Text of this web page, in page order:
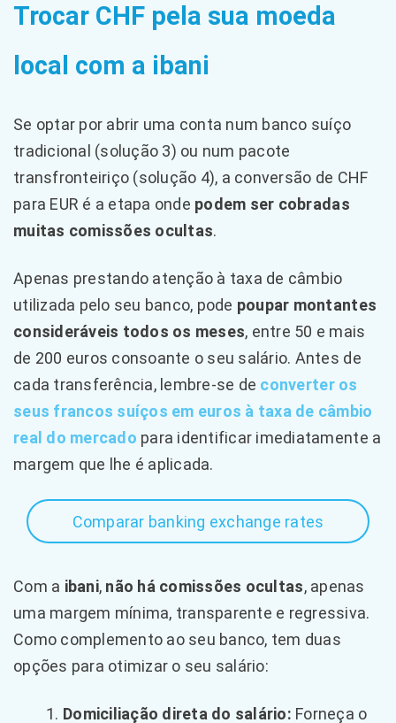
Trocar CHF pela sua moeda
local com a ibani
Se optar por abrir uma conta num banco suíço
tradicional (solução 3) ou num pacote
transfronteiriço (solução 4), a conversão de CHF
para EUR é a etapa onde podem ser cobradas
muitas comissões ocultas.
Apenas prestando atenção à taxa de câmbio
utilizada pelo seu banco, pode poupar montantes
consideráveis todos os meses, entre 50 e mais
de 200 euros consoante o seu salário. Antes de
cada transferência, lembre-se de converter os
seus francos suíços em euros à taxa de câmbio
real do mercado para identificar imediatamente a
margem que lhe é aplicada.
Comparar banking exchange rates
Com a ibani, não há comissões ocultas, apenas
uma margem mínima, transparente e regressiva.
Como complemento ao seu banco, tem duas
opções para otimizar o seu salário:
Domiciliação direta do salário: Forneça o